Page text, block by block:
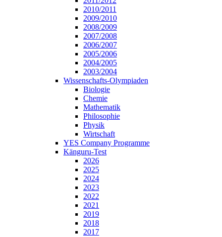
2010/2011
2009/2010
2008/2009
2007/2008
2006/2007
2005/2006
2004/2005
2003/2004
Wissenschafts-Olympiaden
Biologie
Chemie
Mathematik
Philosophie
Physik
Wirtschaft
YES Company Programme
Känguru-Test
2026
2025
2024
2023
2022
2021
2019
2018
2017